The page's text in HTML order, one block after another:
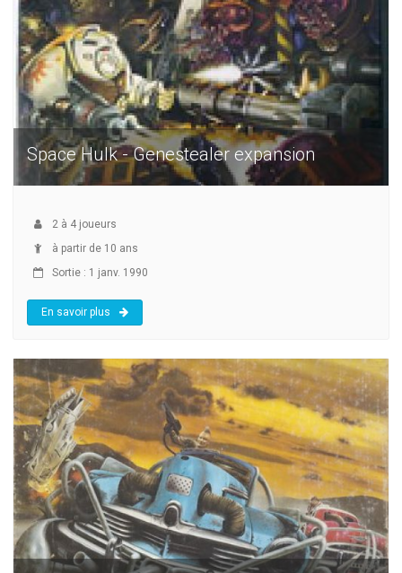
Space Hulk - Genestealer expansion
2 à 4 joueurs
à partir de 10 ans
Sortie : 1 janv. 1990
En savoir plus